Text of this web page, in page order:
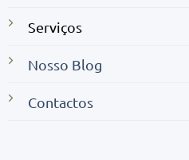
Serviços
Nosso Blog
Contactos